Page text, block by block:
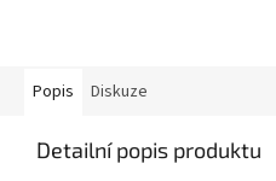
Popis Diskuze
Detailní popis produktu